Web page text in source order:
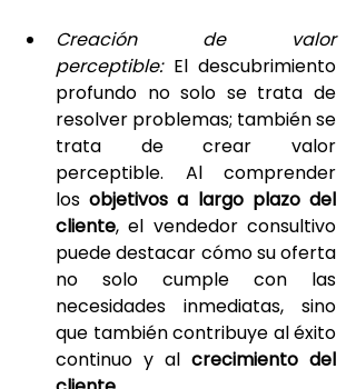
Creación de valor
perceptible: El descubrimiento
profundo no solo se trata de
resolver problemas; también se
trata de crear valor
perceptible. Al comprender
los objetivos a largo plazo del
cliente, el vendedor consultivo
puede destacar cómo su oferta
no solo cumple con las
necesidades inmediatas, sino
que también contribuye al éxito
continuo y al crecimiento del